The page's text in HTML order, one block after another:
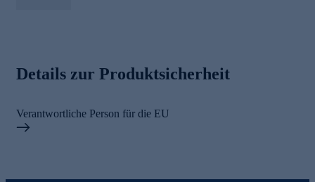
Details zur Produktsicherheit
Verantwortliche Person für die EU